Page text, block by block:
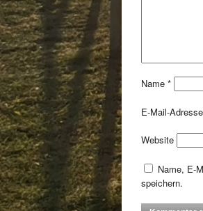
Name *
E-Mail-Adresse
Website
Name, E-
speichern.